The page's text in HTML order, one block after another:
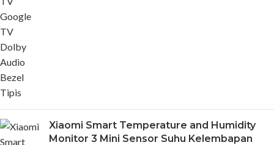
Xiaomi Smart Temperature and Humidity
Monitor 3 Mini Sensor Suhu Kelembapan